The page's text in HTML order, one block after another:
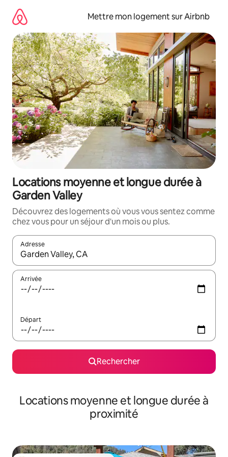
directement
contenu
Mettre mon logement sur Airbnb
Locations moyenne et longue durée à
Garden Valley
Découvrez des logements où vous vous sentez comme
chez vous pour un séjour d'un mois ou plus.
Adresse
Lorsque les résultats s'affichent, utilisez les flèches vers le
Arrivée
Départ
Rechercher
Locations moyenne et longue durée à
proximité